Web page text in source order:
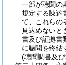
一部が聴聞の
規定する陳述
て、これらの
見込めないと
書及び証拠書
に聴聞を終結
(聴聞調書及